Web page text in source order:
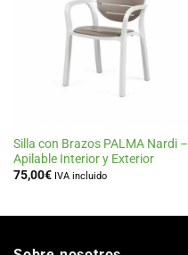
Silla con Brazos PALMA Nardi –
Apilable Interior y Exterior
75,00€ IVA incluido